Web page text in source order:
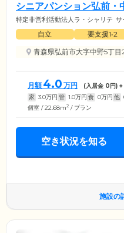
シニアパンション弘前・
特定非営利活動法人ラ・シャリテ サ
自立 要支援1•2
青森県弘前市大字中野5丁目
月額 4.0 万円 (入居金 0円)
家 3.0万円 管 1.0万円 食 0万円 他
個室 / 22.68m2 / プラン
空き状況を知る
施設の